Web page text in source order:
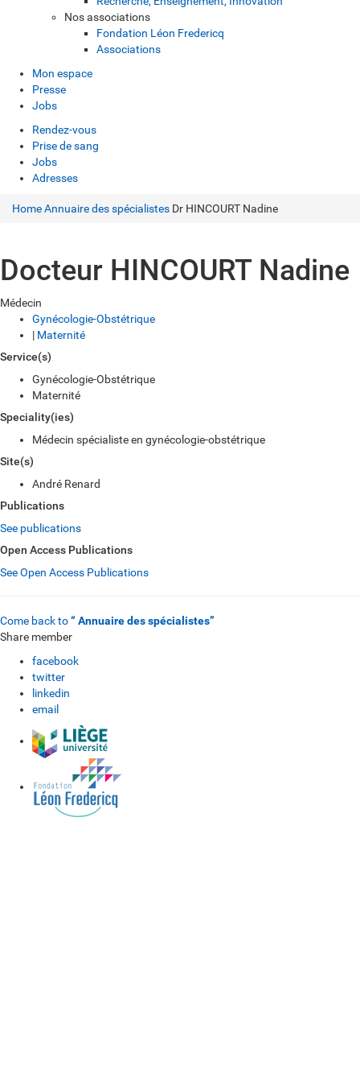
Nos associations
Fondation Léon Fredericq
Associations
Mon espace
Presse
Jobs
Rendez-vous
Prise de sang
Jobs
Adresses
HomeAnnuaire des spécialistes Dr HINCOURT Nadine
Docteur HINCOURT Nadine
Médecin
Gynécologie-Obstétrique
| Maternité
Service(s)
Gynécologie-Obstétrique
Maternité
Speciality(ies)
Médecin spécialiste en gynécologie-obstétrique
Site(s)
André Renard
Publications
See publications
Open Access Publications
See Open Access Publications
Come back to“ Annuaire des spécialistes”
Share member
facebook
twitter
linkedin
email